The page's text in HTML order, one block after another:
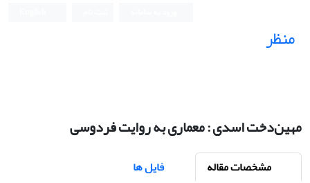
منظر
مهین‌دخت اسدی : معماری به روایت فردوسی
مشخصات مقاله
فایل ها